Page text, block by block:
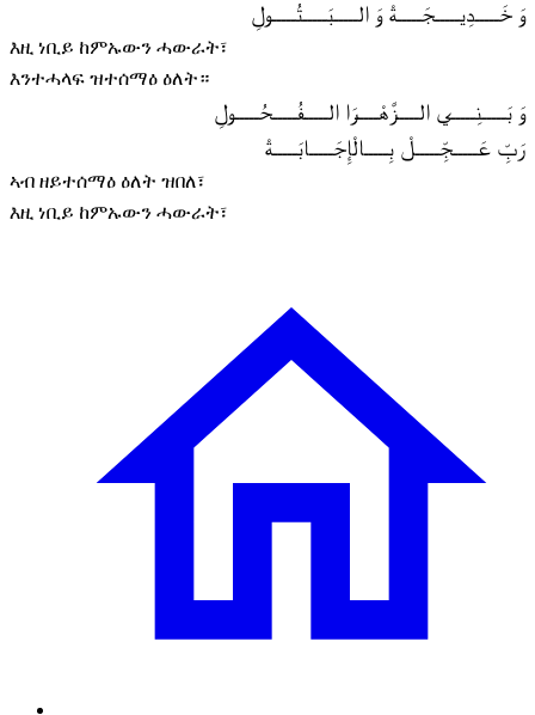
وَ خَـــــدِيـــــجَـــــةْ وَ الـــــبَـــــتُـــــولِ
እዚ ነቢይ ከምኡውን ሓውራት፣
እንተሓላፍ ዝተሰማዕ ዕለት።
وَ بَـــــنِـــــي الـــــزَّهْـــــرَا الـــــفُـــــحُـــــولِ
رَبِّ عَـــــجِّـــــلْ بِـــــالْإِجَـــــابَـــــةْ
ኣብ ዘይተሰማዕ ዕለት ዝበለ፣
እዚ ነቢይ ከምኡውን ሓውራት፣